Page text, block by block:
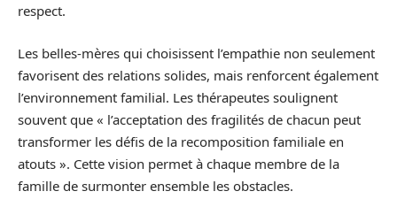
respect.
Les belles-mères qui choisissent l’empathie non seulement
favorisent des relations solides, mais renforcent également
l’environnement familial. Les thérapeutes soulignent
souvent que « l’acceptation des fragilités de chacun peut
transformer les défis de la recomposition familiale en
atouts ». Cette vision permet à chaque membre de la
famille de surmonter ensemble les obstacles.